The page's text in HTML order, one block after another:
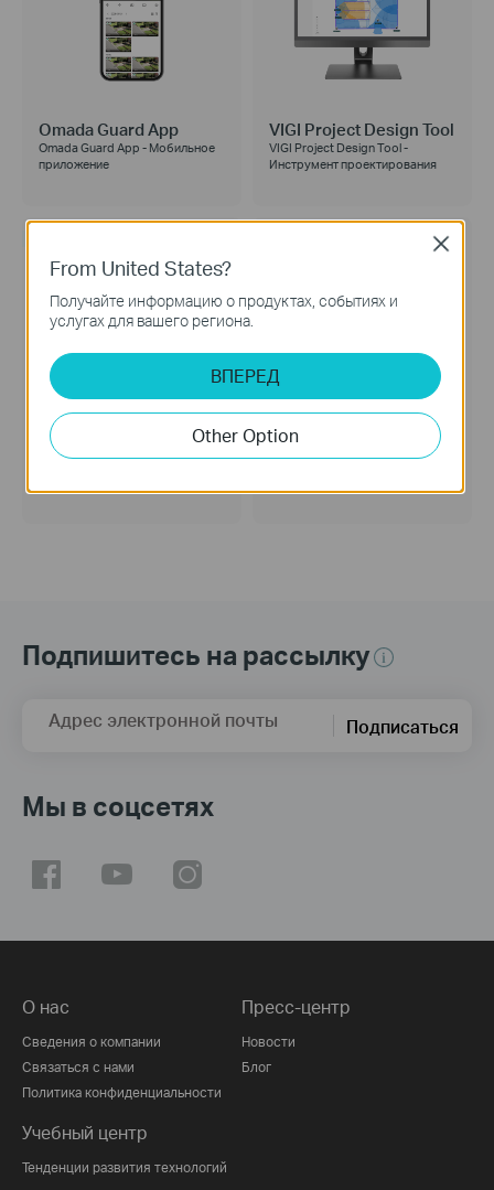
Omada Guard App
Omada Guard App - Мобильное
приложение
VIGI Project Design Tool
VIGI Project Design Tool -
Инструмент проектирования
VIGI Config Tool VIGI Security Manager
Подпишитесь на рассылку
Адрес электронной почты Подписаться
Мы в соцсетях
О нас
Сведения о компании
Связаться с нами
Политика конфиденциальности
Пресс-центр
Новости
Блог
Учебный центр
Тенденции развития технологий
From United States?
Получайте информацию о продуктах, событиях и
услугах для вашего региона.
ВПЕРЕД
Other Option
Close